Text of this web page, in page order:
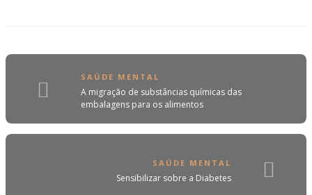
SAÚDE MENTAL
A migração de substâncias químicas das
embalagens para os alimentos
SAÚDE MENTAL
Sensibilizar sobre a Diabetes